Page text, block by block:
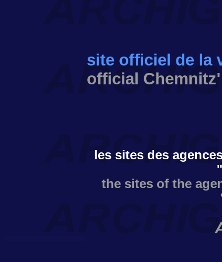
site officiel de la
official
les sites des
the sites of the